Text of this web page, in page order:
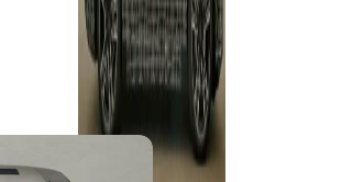
Ещё 6
фото